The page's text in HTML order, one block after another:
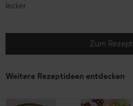
lecker.
Zum Rezept
Weitere Rezeptideen entdecken